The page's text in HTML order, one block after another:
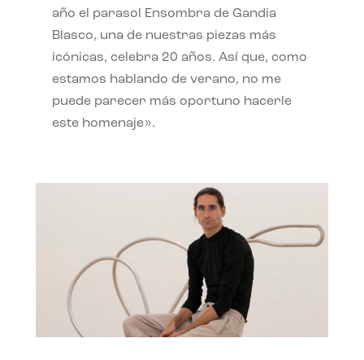
año el parasol Ensombra de Gandia
Blasco, una de nuestras piezas más
icónicas, celebra 20 años. Así que, como
estamos hablando de verano, no me
puede parecer más oportuno hacerle
este homenaje».